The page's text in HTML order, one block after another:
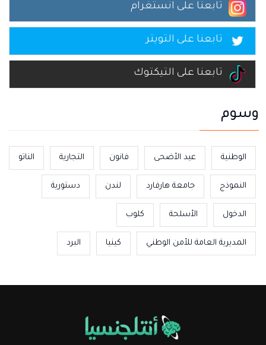
تابعنا على انستغرام
تابعنا على التويتر
تابعنا على التيكتوك
وسوم
الوطنية عيد الأضحى فانون التجارية الناتو
النموذج جامعة هارفارد لندن دستورية
الدخول الأسلحة كلوب
المديرية العامة للأمن الوطني كينيا البرد